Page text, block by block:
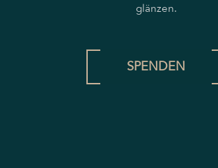
glänzen.
SPENDEN